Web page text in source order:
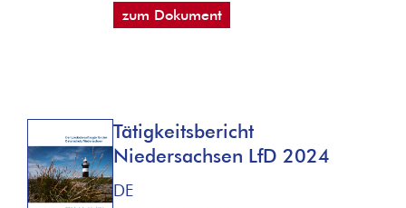
zum Dokument
Tätigkeitsbericht
Niedersachsen LfD 2024
DE